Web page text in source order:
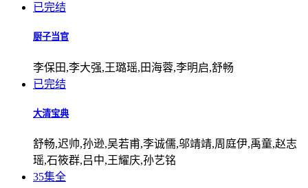
已完结
厨子当官
李保田,李大强,王璐瑶,田海蓉,李明启,舒畅
已完结
大清宝典
舒畅,迟帅,孙逊,吴若甫,李诚儒,邬靖靖,周庭伊,禹童,赵志
瑶,石筱群,吕中,王耀庆,孙艺铭
35集全